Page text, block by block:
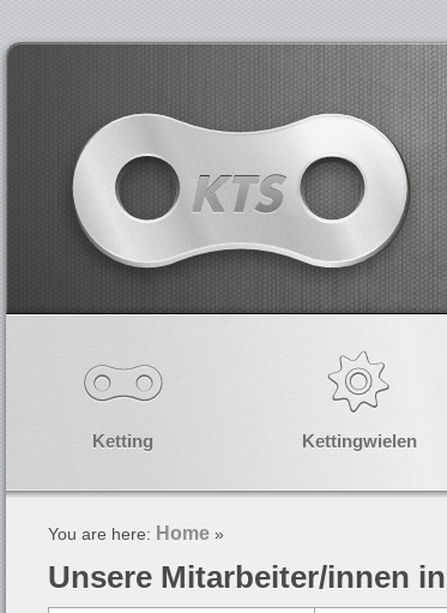
Ketting Kettingwielen
You are here: Home »
Unsere Mitarbeiter/innen